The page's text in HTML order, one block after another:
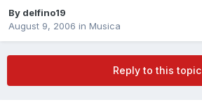
By delfino19
August 9, 2006 in Musica
Reply to this topic